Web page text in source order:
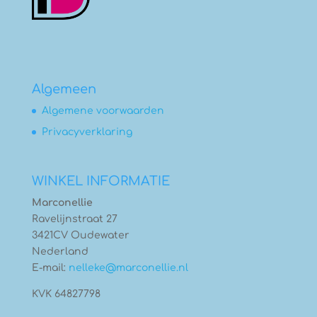
Algemeen
Algemene voorwaarden
Privacyverklaring
WINKEL INFORMATIE
Marconellie
Ravelijnstraat 27
3421CV Oudewater
Nederland
E-mail: nelleke@marconellie.nl
KVK 64827798